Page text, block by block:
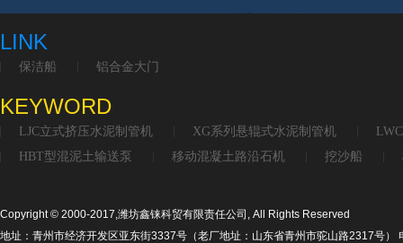
LINK
保洁船 铝合金大门
KEYWORD
LJC立式挤压水泥制管机 XG系列悬辊式水泥制管机
HBT型混泥土输送泵
移动混凝土路沿石机 挖沙船
Copyright © 2000-2017,潍坊鑫铼科贸有限责任公司, All Rights Reserved
地址：青州市经济开发区亚东街3337号（老厂地址：山东省青州市驼山路2317号